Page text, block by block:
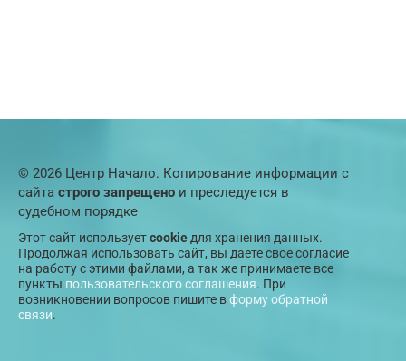
© 2026 Центр Начало. Копирование информации с
сайта строго запрещено и преследуется в
судебном порядке
Этот сайт используетcookie для хранения данных.
Продолжая использовать сайт, вы даете свое согласие
на работу с этими файлами, а так же принимаете все
пункты пользовательского соглашения. При
возникновении вопросов пишите вформу обратной
связи.